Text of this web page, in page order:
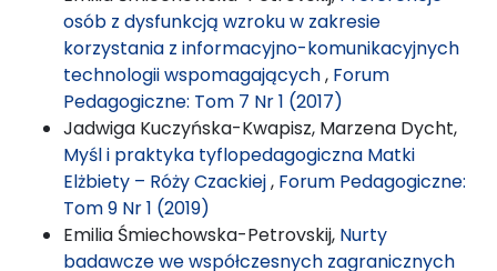
osób z dysfunkcją wzroku w zakresie
korzystania z informacyjno-komunikacyjnych
technologii wspomagających, Forum
Pedagogiczne: Tom 7 Nr 1 (2017)
Jadwiga Kuczyńska-Kwapisz, Marzena Dycht,
Myśl i praktyka tyflopedagogiczna Matki
Elżbiety – Róży Czackiej, Forum Pedagogiczne:
Tom 9 Nr 1 (2019)
Emilia Śmiechowska-Petrovskij, Nurty
badawcze we współczesnych zagranicznych